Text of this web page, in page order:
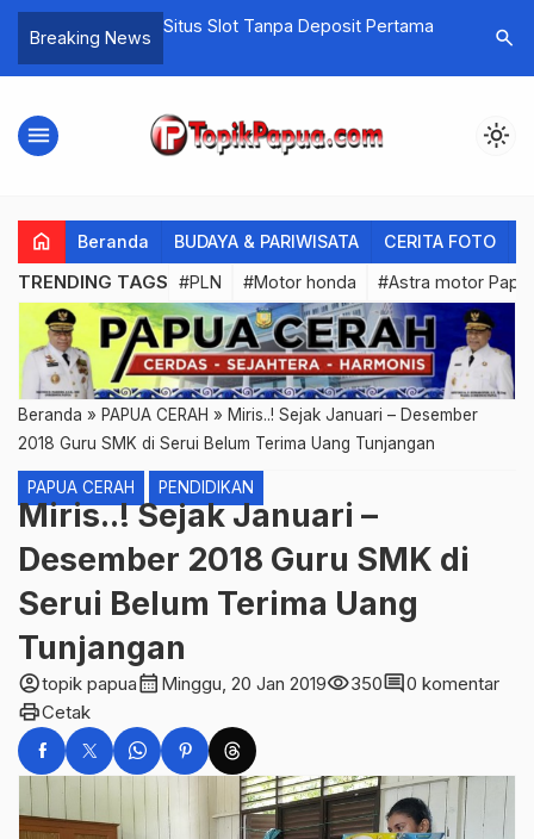
Breaking News
Situs Slot Tanpa Deposit Pertama
Astra
AHM
search
menu light_mode
home Beranda BUDAYA & PARIWISATA CERITA FOTO
TRENDING TAGS #PLN #Motor honda #Astra motor
Beranda » PAPUA CERAH » Miris..! Sejak Januari – Desember
2018 Guru SMK di Serui Belum Terima Uang Tunjangan
PAPUA CERAH PENDIDIKAN
Miris..! Sejak Januari –
Desember 2018 Guru SMK di
Serui Belum Terima Uang
Tunjangan
account_circletopik papuacalendar_month Minggu, 20 Jan 2019visibility350comment0 komentar
printCetak